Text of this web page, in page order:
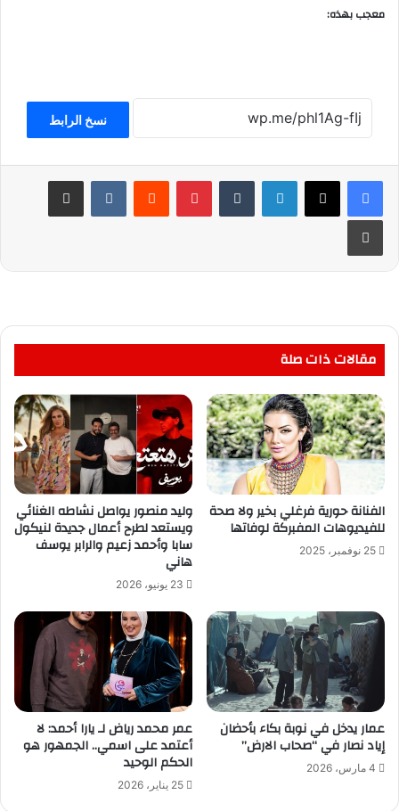
معجب بهذه:
نسخ الرابط
لينكدإن بينتيريست مشاركة عبر البريد
طباعة
مقالات ذات صلة
الفنانة حورية فرغلي بخير ولا صحة
للفيديوهات المفبركة لوفاتها
25 نوفمبر، 2025
وليد منصور يواصل نشاطه الغنائي
ويستعد لطرح أعمال جديدة لنيكول
سابا وأحمد زعيم والرابر يوسف
هاني
23 يونيو، 2026
عمار يدخل في نوبة بكاء بأحضان
إياد نصار في “صحاب الارض”
4 مارس، 2026
عمر محمد رياض لـ يارا أحمد: لا
أعتمد على اسمي.. الجمهور هو
الحكم الوحيد
25 يناير، 2026